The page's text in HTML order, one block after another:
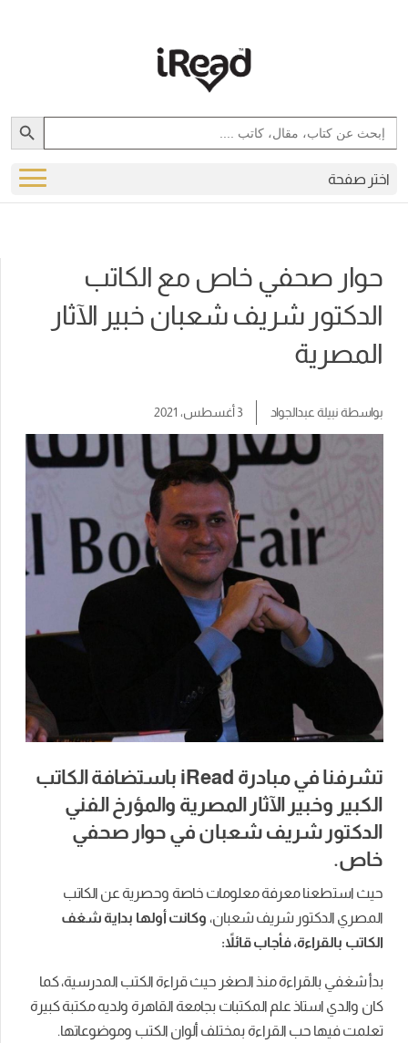
Search
for:
Search Button
اختر صفحة
حوار صحفي خاص مع الكاتب
الدكتور شريف شعبان خبير الآثار
المصرية
بواسطةنبيلة عبدالجواد 3 أغسطس، 2021
تشرفنا في مبادرة iRead باستضافة الكاتب
الكبير وخبير الآثار المصرية والمؤرخ الفني
الدكتور شريف شعبان في حوار صحفي
خاص.
حيث استطعنا معرفة معلومات خاصة وحصرية عن الكاتب
المصري الدكتور شريف شعبان، وكانت أولها بداية شغف
الكاتب بالقراءة، فأجاب قائلاً:
بدأ شغفي بالقراءة منذ الصغر حيث قراءة الكتب المدرسية، كما
كان والدي استاذ علم المكتبات بجامعة القاهرة ولديه مكتبة كبيرة
تعلمت فيها حب القراءة بمختلف ألوان الكتب وموضوعاتها.